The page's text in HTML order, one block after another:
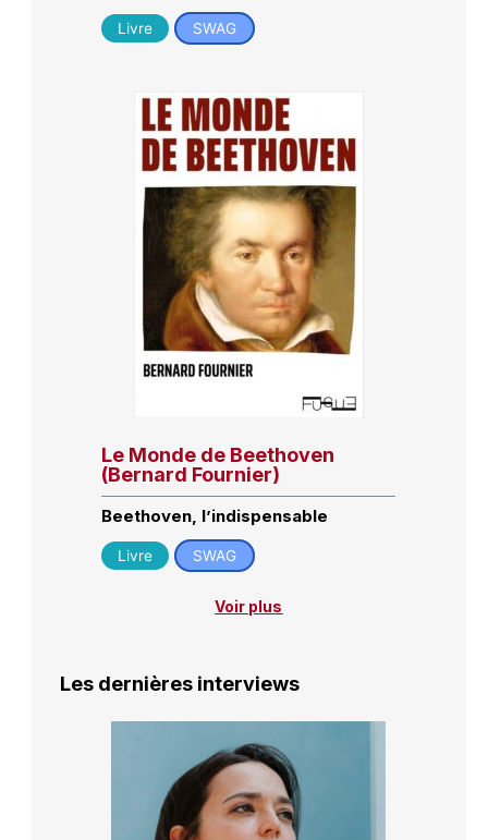
Livre SWAG
Le Monde de Beethoven
(Bernard Fournier)
Beethoven, l’indispensable
Livre SWAG
Voir plus
Les dernières interviews